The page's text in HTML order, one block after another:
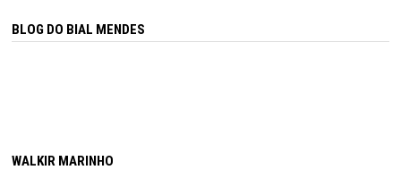
BLOG DO BIAL MENDES
WALKIR MARINHO